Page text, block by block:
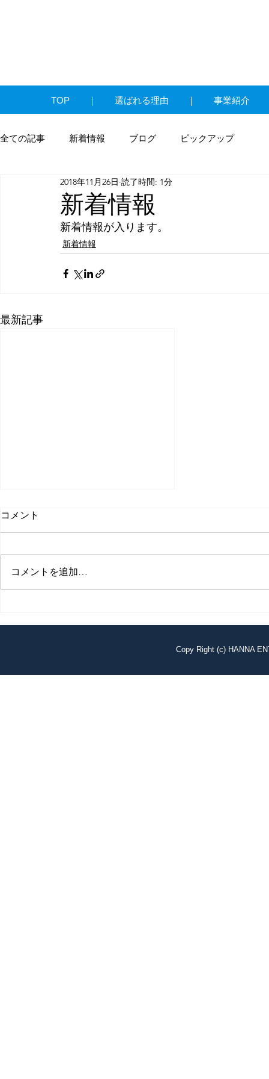
TOP ｜ 選ばれる理由 ｜ 事業紹介
全ての記事 新着情報 ブログ ピックアップ
新着情報
2018年11月26日 読了時間: 1分
新着情報が入ります。
新着情報
最新記事
新着情報
新着情報が入ります。
コメント
コメントを追加…
Copy Right (c) HANNA